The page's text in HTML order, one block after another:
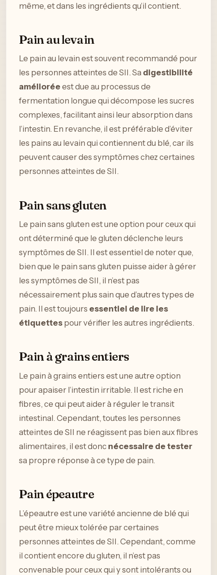
même, et dans les ingrédients qu’il contient.
Pain au levain
Le pain au levain est souvent recommandé pour
les personnes atteintes de SII. Sa digestibilité
améliorée est due au processus de
fermentation longue qui décompose les sucres
complexes, facilitant ainsi leur absorption dans
l’intestin. En revanche, il est préférable d’éviter
les pains au levain qui contiennent du blé, car ils
peuvent causer des symptômes chez certaines
personnes atteintes de SII.
Pain sans gluten
Le pain sans gluten est une option pour ceux qui
ont déterminé que le gluten déclenche leurs
symptômes de SII. Il est essentiel de noter que,
bien que le pain sans gluten puisse aider à gérer
les symptômes de SII, il n’est pas
nécessairement plus sain que d’autres types de
pain. Il est toujours essentiel de lire les
étiquettes pour vérifier les autres ingrédients.
Pain à grains entiers
Le pain à grains entiers est une autre option
pour apaiser l’intestin irritable. Il est riche en
fibres, ce qui peut aider à réguler le transit
intestinal. Cependant, toutes les personnes
atteintes de SII ne réagissent pas bien aux fibres
alimentaires, il est donc nécessaire de tester
sa propre réponse à ce type de pain.
Pain épeautre
L’épeautre est une variété ancienne de blé qui
peut être mieux tolérée par certaines
personnes atteintes de SII. Cependant, comme
il contient encore du gluten, il n’est pas
convenable pour ceux qui y sont intolérants ou